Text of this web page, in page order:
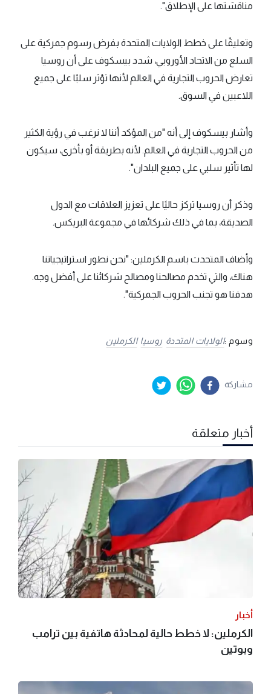
مناقشتها على الإطلاق".
وتعليقًا على خطط الولايات المتحدة بفرض رسوم جمركية على
السلع من الاتحاد الأوروبي، شدد بيسكوف على أن روسيا
تعارض الحروب التجارية في العالم لأنها تؤثر سلبًا على جميع
اللاعبين في السوق.
وأشار بيسكوف إلى أنه "من المؤكد أننا لا نرغب في رؤية الكثير
من الحروب التجارية في العالم. لأنه بطريقة أو بأخرى، سيكون
لها تأثير سلبي على جميع البلدان".
وذكر أن روسيا تركز حاليًا على تعزيز العلاقات مع الدول
الصديقة، بما في ذلك شركائها في مجموعة البريكس.
وأضاف المتحدث باسم الكرملين: "نحن نطور استراتيجياتنا
هناك، والتي تخدم مصالحنا ومصالح شركائنا على أفضل وجه.
هدفنا هو تجنب الحروب الجمركية".
وسوم :الولايات المتحدة روسيا الكرملين
مشاركة
أخبار متعلقة
أخبار
الكرملين: لا خطط حالية لمحادثة هاتفية بين ترامب
وبوتين